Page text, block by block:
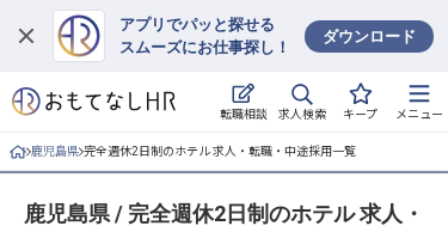
アプリでパッと探せる
スムーズにお仕事探し！
ダウンロード
転職相談 求人検索 キープ メニュー
ログイン
求人・施設を探す
鹿児島県 完全週休2日制のホテル 求人・転職・中途採用一覧
鹿児島県 / 完全週休2日制のホテル 求人・